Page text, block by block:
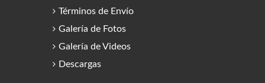
Términos de Envío
Galería de Fotos
Galería de Videos
Descargas